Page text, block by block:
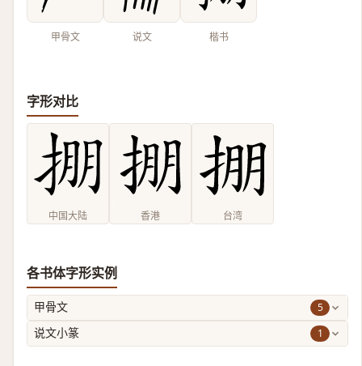
甲骨文 说文 楷书
字形对比
中国大陆 香港 台湾
各书体字形实例
甲骨文 5
说文小篆 1